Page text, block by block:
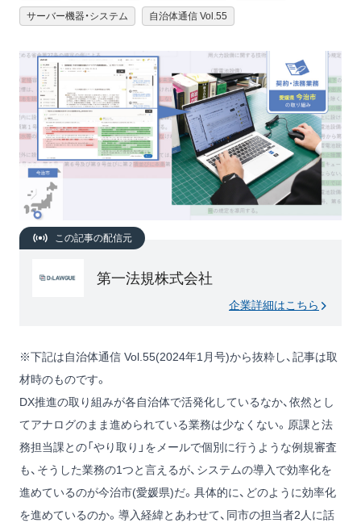
サーバー機器・システム 自治体通信 Vol.55
この記事の配信元
第一法規株式会社
企業詳細はこちら
※下記は自治体通信 Vol.55(2024年1月号)から抜粋し、記事は取
材時のものです。
DX推進の取り組みが各自治体で活発化しているなか、依然とし
てアナログのまま進められている業務は少なくない。原課と法
務担当課との「やり取り」をメールで個別に行うような例規審査
も、そうした業務の1つと言えるが、システムの導入で効率化を
進めているのが今治市(愛媛県)だ。具体的に、どのように効率化
を進めているのか。導入経緯とあわせて、同市の担当者2人に話